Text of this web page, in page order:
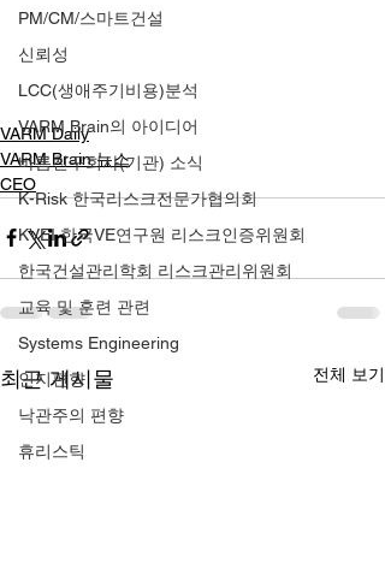
PM/CM/스마트건설
신뢰성
LCC(생애주기비용)분석
VARM Brain의 아이디어
바름친구회사(기관) 소식
K-Risk 한국리스크전문가협의회
KVEI 한국VE연구원 리스크인증위원회
한국건설관리학회 리스크관리위원회
교육 및 훈련 관련
Systems Engineering
인지편향
낙관주의 편향
휴리스틱
VARM Daily
VARM Brain 뉴스
CEO
최근 게시물 전체 보기